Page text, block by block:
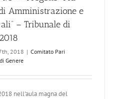
Amministrazione e
– Tribunale di
2018 | Comitato Pari
Genere
nell'aula magna del